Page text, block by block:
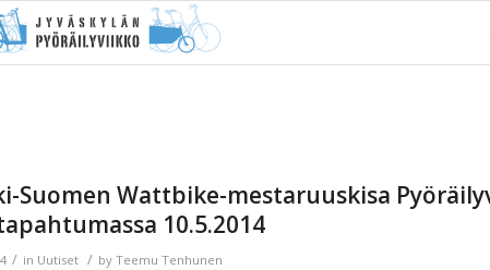
Suomen Wattbike-mestaruuskisa
10.5.2014
/ in Uutiset / by Teemu Tenhunen